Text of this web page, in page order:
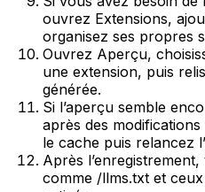
ouvrez Extensions,
organisez ses propres
Ouvrez Aperçu,
une extension, puis
générée.
Si l’aperçu semble
après des
le cache puis relancez
Après
comme /llms.txt et